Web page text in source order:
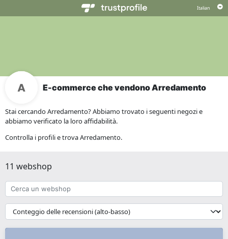
E-commerce che vendono Arredamento
Stai cercando Arredamento? Abbiamo trovato i seguenti negozi e
abbiamo verificato la loro affidabilità.
Controlla i profili e trova Arredamento.
11 webshop
Cerca
un
webshop
{{
__('Sort')
}}